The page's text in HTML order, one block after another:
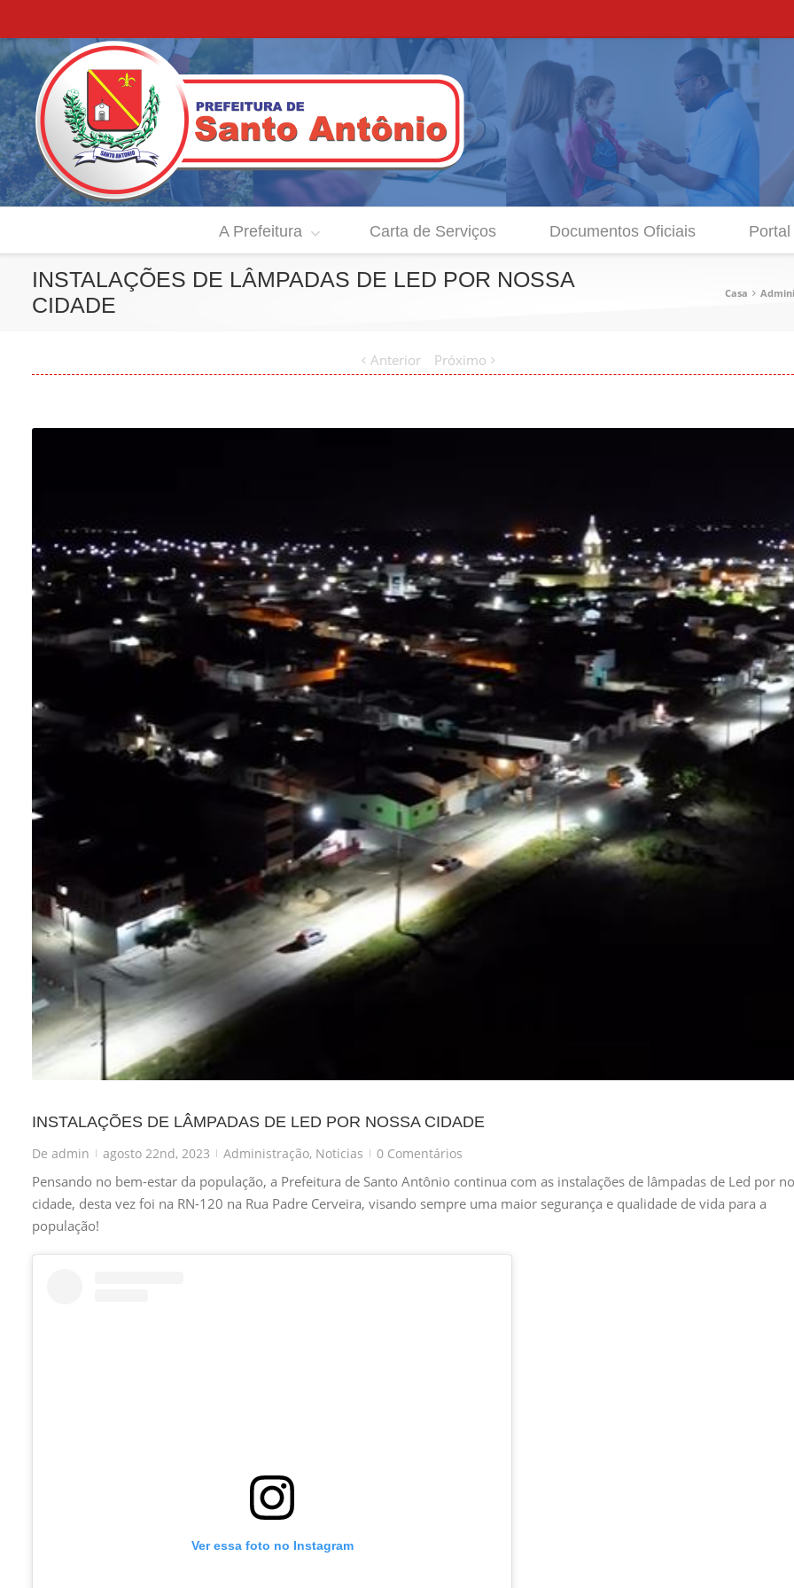
A Prefeitura Carta de Serviços Documentos Oficiais
INSTALAÇÕES DE LÂMPADAS DE LED POR NOSSA
CIDADE
Casa
Anterior Próximo
INSTALAÇÕES DE LÂMPADAS DE LED POR NOSSA CIDADE
De admin | agosto 22nd, 2023 | Administração, Noticias | 0 Comentários
Pensando no bem-estar da população, a Prefeitura de Santo Antônio continua com as instalações de lâmpadas de Led por
cidade, desta vez foi na RN-120 na Rua Padre Cerveira, visando sempre uma maior segurança e qualidade de vida para a
população!
Ver essa foto no Instagram